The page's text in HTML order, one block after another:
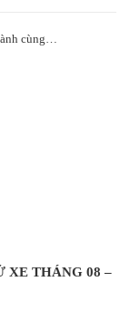
cùng…
XE THÁNG 08 –